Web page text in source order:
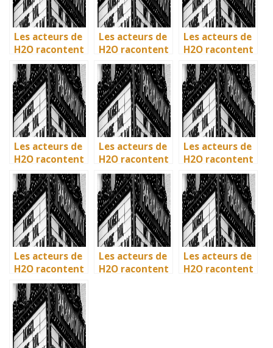
Les acteurs de
H2O racontent
: comment l’île
de Mako a pris
vie en
Australie
Les acteurs de
H2O racontent
: comment l’île
de Mako a pris
vie en
Australie
Les acteurs de
H2O racontent
: comment l’île
de Mako a pris
vie en
Australie
Les acteurs de
H2O racontent
: comment l’île
de Mako a pris
vie en
Australie
Les acteurs de
H2O racontent
: comment l’île
de Mako a pris
vie en
Australie
Les acteurs de
H2O racontent
: comment l’île
de Mako a pris
vie en
Australie
Les acteurs de
H2O racontent
: comment l’île
de Mako a pris
vie en
Australie
Les acteurs de
H2O racontent
Les acteurs de
H2O racontent